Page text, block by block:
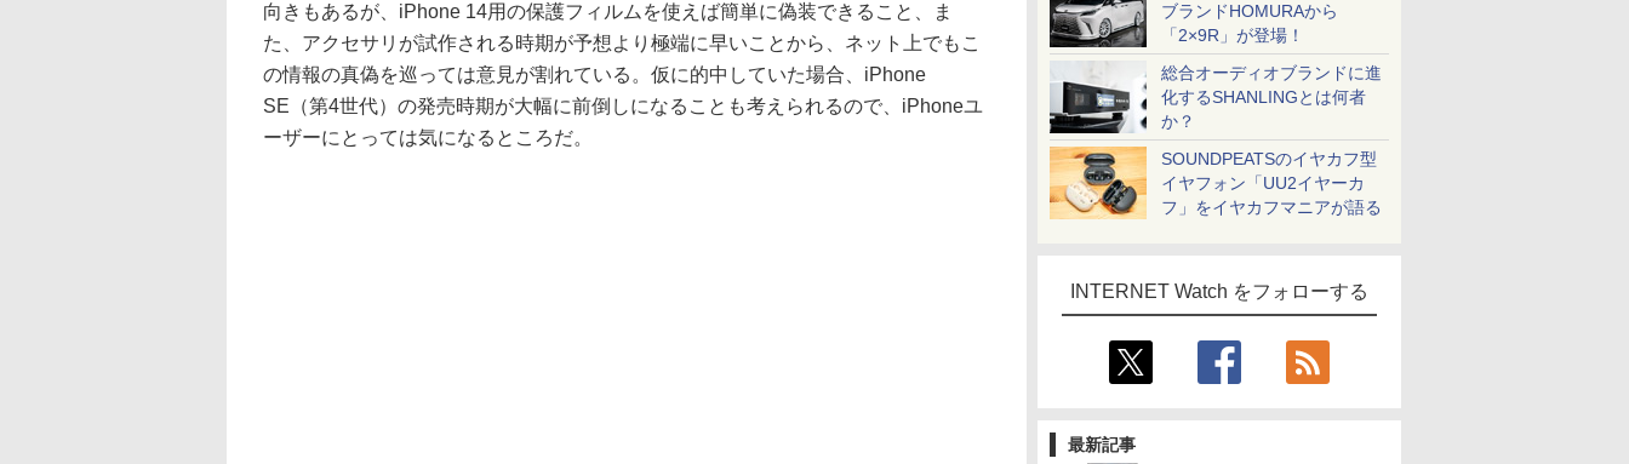
ブランドHOMURAから
「2×9R」が登場！
総合オーディオブランドに進
化するSHANLINGとは何者
か？
SOUNDPEATSのイヤカフ型
イヤフォン「UU2イヤーカ
フ」をイヤカフマニアが語る
INTERNET Watch をフォローする
最新記事
向きもあるが、iPhone 14用の保護フィルムを使えば簡単に偽装できること、ま
た、アクセサリが試作される時期が予想より極端に早いことから、ネット上でもこ
の情報の真偽を巡っては意見が割れている。仮に的中していた場合、iPhone
SE（第4世代）の発売時期が大幅に前倒しになることも考えられるので、iPhoneユ
ーザーにとっては気になるところだ。